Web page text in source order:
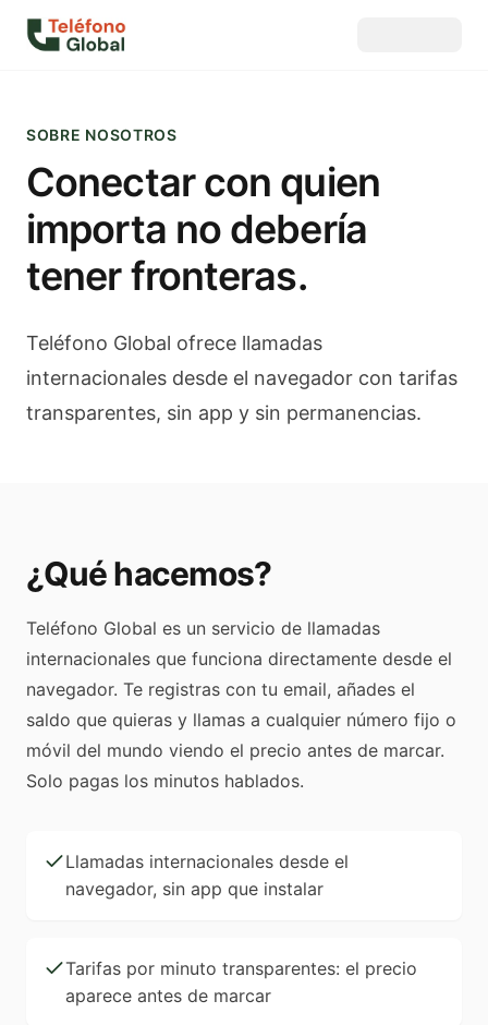
SOBRE NOSOTROS
Conectar con quien
importa no debería
tener fronteras.
Teléfono Global ofrece llamadas
internacionales desde el navegador con tarifas
transparentes, sin app y sin permanencias.
¿Qué hacemos?
Teléfono Global es un servicio de llamadas
internacionales que funciona directamente desde el
navegador. Te registras con tu email, añades el
saldo que quieras y llamas a cualquier número fijo o
móvil del mundo viendo el precio antes de marcar.
Solo pagas los minutos hablados.
Llamadas internacionales desde el
navegador, sin app que instalar
Tarifas por minuto transparentes: el precio
aparece antes de marcar